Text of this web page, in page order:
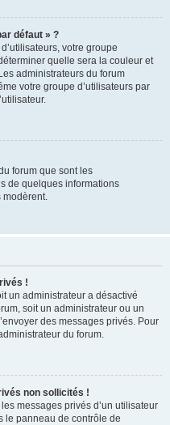
défaut » ?
votre groupe
quelle sera la couleur et
administrateurs du forum
votre groupe d’utilisateurs par
forum que sont les
de quelques informations
modèrent.
!
un administrateur a désactivé
soit un administrateur ou un
des messages privés. Pour
du forum.
non sollicités !
messages privés d’un utilisateur
le panneau de contrôle de